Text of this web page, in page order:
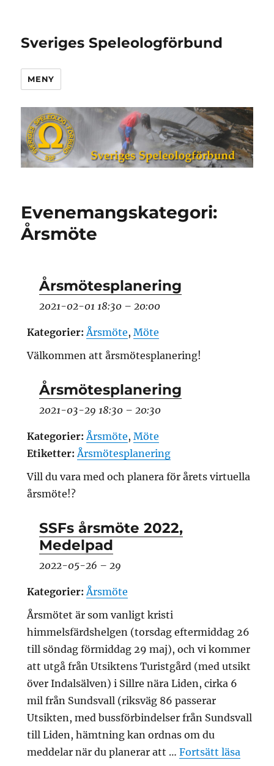
Sveriges Speleologförbund
MENY
Evenemangskategori:
Årsmöte
Årsmötesplanering
2021-02-01 18:30– 20:00
Kategorier: Årsmöte,Möte
Välkommen att årsmötesplanering!
Årsmötesplanering
2021-03-29 18:30– 20:30
Kategorier: Årsmöte,Möte
Etiketter: Årsmötesplanering
Vill du vara med och planera för årets virtuella
årsmöte!?
SSFs årsmöte 2022,
Medelpad
2022-05-26 – 29
Kategorier: Årsmöte
Årsmötet är som vanligt kristi
himmelsfärdshelgen (torsdag eftermiddag 26
till söndag förmiddag 29 maj), och vi kommer
att utgå från Utsiktens Turistgård (med utsikt
över Indalsälven) i Sillre nära Liden, cirka 6
mil från Sundsvall (riksväg 86 passerar
Utsikten, med bussförbindelser från Sundsvall
till Liden, hämtning kan ordnas om du
meddelar när du planerar att …Fortsätt läsa